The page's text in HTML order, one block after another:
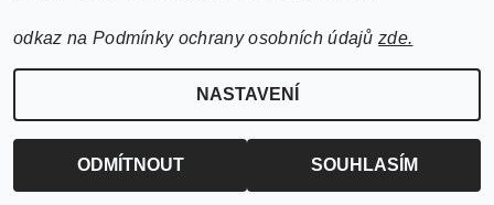
odkaz na Podmínky ochrany osobních údajůzde.
NASTAVENÍ
ODMÍTNOUT SOUHLASÍM